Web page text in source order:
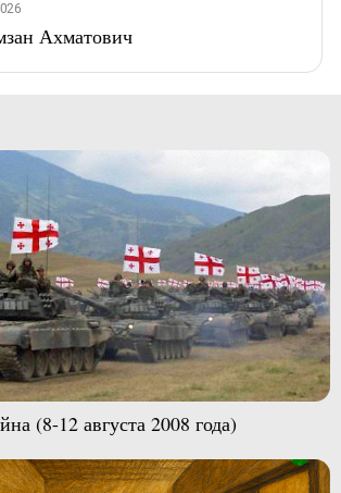
Ахматович
(8-12 августа 2008 года)